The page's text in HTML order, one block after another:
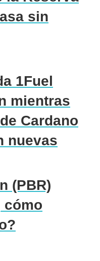
sin
1Fuel
mientras
Cardano
nuevas
(PBR)
cómo